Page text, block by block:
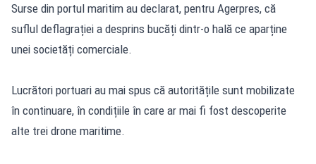
Surse din portul maritim au declarat, pentru Agerpres, că
suflul deflagrației a desprins bucăți dintr-o hală ce aparține
unei societăți comerciale.
Lucrători portuari au mai spus că autoritățile sunt mobilizate
în continuare, în condițiile în care ar mai fi fost descoperite
alte trei drone maritime.